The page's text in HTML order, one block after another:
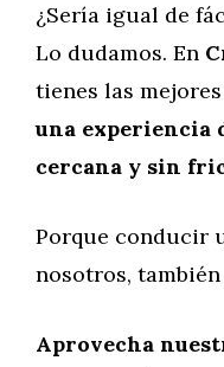
¿Sería igual de
Lo dudamos. En
tienes las
una experiencia
cercana y sin
Porque conducir
nosotros,
Aprovecha